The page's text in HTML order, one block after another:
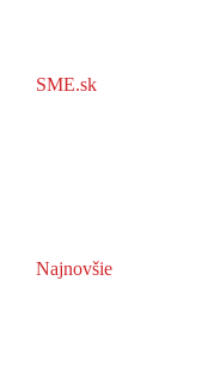
SME.sk
Najnovšie